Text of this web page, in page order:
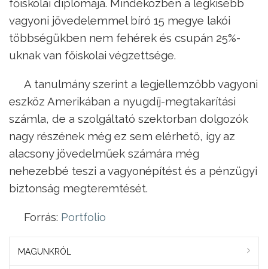
főiskolai diplomája. Mindeközben a legkisebb
vagyoni jövedelemmel bíró 15 megye lakói
többségükben nem fehérek és csupán 25%-
uknak van főiskolai végzettsége.
A tanulmány szerint a legjellemzőbb vagyoni
eszköz Amerikában a nyugdíj-megtakarítási
számla, de a szolgáltató szektorban dolgozók
nagy részének még ez sem elérhető, így az
alacsony jövedelműek számára még
nehezebbé teszi a vagyonépítést és a pénzügyi
biztonság megteremtését.
Forrás: Portfolio
MAGUNKRÓL